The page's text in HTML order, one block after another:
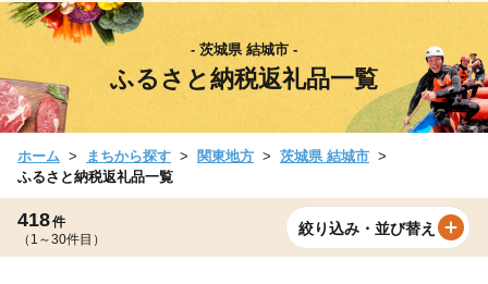
- 茨城県 結城市 -
ふるさと納税返礼品一覧
ホーム まちから探す 関東地方
茨城県 結城市
ふるさと納税返礼品一覧
418件
（1～30件目）
絞り込み・並び替え